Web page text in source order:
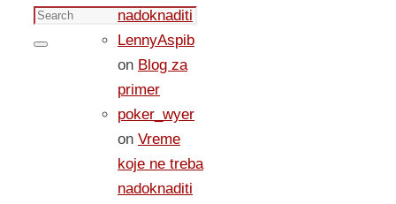
Search
for:
Search
nadoknaditi
LennyAspib
on Blog za
primer
poker_wyer
on Vreme
koje ne treba
nadoknaditi